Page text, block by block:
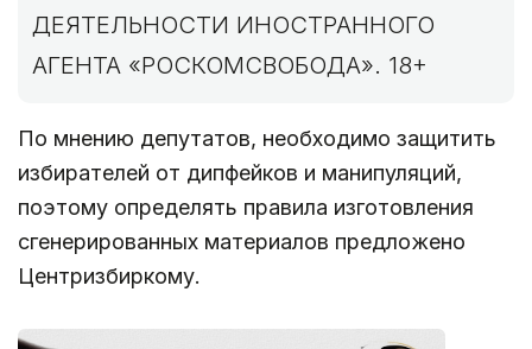
ДЕЯТЕЛЬНОСТИ ИНОСТРАННОГО
АГЕНТА «РОСКОМСВОБОДА». 18+
По мнению депутатов, необходимо защитить
избирателей от дипфейков и манипуляций,
поэтому определять правила изготовления
сгенерированных материалов предложено
Центризбиркому.